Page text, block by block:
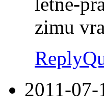
zimu
Reply
2011-07-